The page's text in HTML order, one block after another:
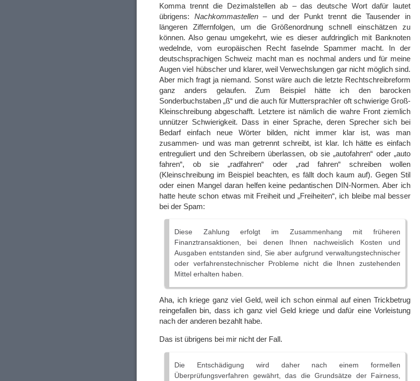
Komma trennt die Dezimalstellen ab – das deutsche Wort dafür lautet
übrigens: Nachkommastellen– und der Punkt trennt die Tausender in
längeren Ziffernfolgen, um die Größenordnung schnell einschätzen zu
können. Also genau umgekehrt, wie es dieser aufdringlich mit Banknoten
wedelnde, vom europäischen Recht faselnde Spammer macht. In der
deutschsprachigen Schweiz macht man es nochmal anders und für meine
Augen viel hübscher und klarer, weil Verwechslungen gar nicht möglich sind.
Aber mich fragt ja niemand. Sonst wäre auch die letzte Rechtschreibreform
ganz anders gelaufen. Zum Beispiel hätte ich den barocken
Sonderbuchstaben „ß“ und die auch für Muttersprachler oft schwierige Groß-
Kleinschreibung abgeschafft. Letztere ist nämlich die wahre Front ziemlich
unnützer Schwierigkeit. Dass in einer Sprache, deren Sprecher sich bei
Bedarf einfach neue Wörter bilden, nicht immer klar ist, was man
zusammen- und was man getrennt schreibt, ist klar. Ich hätte es einfach
entreguliert und den Schreibern überlassen, ob sie „autofahren“ oder „auto
fahren“, ob sie „radfahren“ oder „rad fahren“ schreiben wollen
(Kleinschreibung im Beispiel beachten, es fällt doch kaum auf). Gegen Stil
oder einen Mangel daran helfen keine pedantischen DIN-Normen. Aber ich
hatte heute schon etwas mit Freiheit und „Freiheiten“, ich bleibe mal besser
bei der Spam:
Diese Zahlung erfolgt im Zusammenhang mit früheren
Finanztransaktionen, bei denen Ihnen nachweislich Kosten und
Ausgaben entstanden sind, Sie aber aufgrund verwaltungstechnischer
oder verfahrenstechnischer Probleme nicht die Ihnen zustehenden
Mittel erhalten haben.
Aha, ich kriege ganz viel Geld, weil ich schon einmal auf einen Trickbetrug
reingefallen bin, dass ich ganz viel Geld kriege und dafür eine Vorleistung
nach der anderen bezahlt habe.
Das ist übrigens bei mir nicht der Fall.
Die Entschädigung wird daher nach einem formellen
Überprüfungsverfahren gewährt, das die Grundsätze der Fairness,